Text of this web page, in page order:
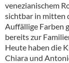
Termine
Bier
Alkoholfreie
Öle &
venezianischem
sichtbar in mitten
Auffällige Farben
bereits zur
Heute haben die
Chiara und